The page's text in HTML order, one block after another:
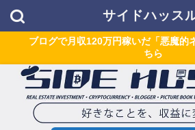
サイドハッス
ブログで月収120万円稼いだ「悪魔的
ちら